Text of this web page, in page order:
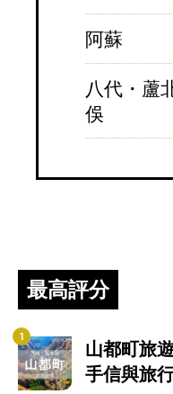
阿蘇
八代・蘆
俁
最高評分
山都町旅
手信與旅